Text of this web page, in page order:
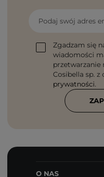
Podaj swój adres
Zgadzam się
wiadomości
przetwarzanie
Cosibella sp. z
prywatności.
O NAS